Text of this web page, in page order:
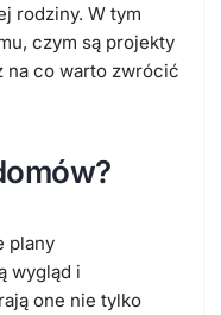
rodziny. W tym
czym są projekty
na co warto zwrócić
plany
wygląd i
one nie tylko